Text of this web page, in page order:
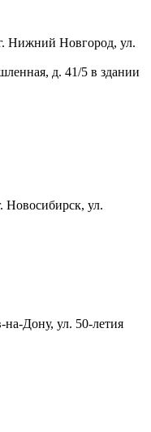
Нижний Новгород, ул.
д. 41/5 в здании
Новосибирск, ул.
на-Дону, ул. 50-летия